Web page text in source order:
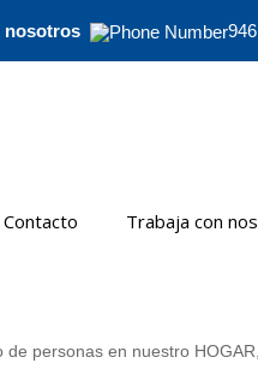
nosotros
Contacto Trabaja con
personas en nuestro